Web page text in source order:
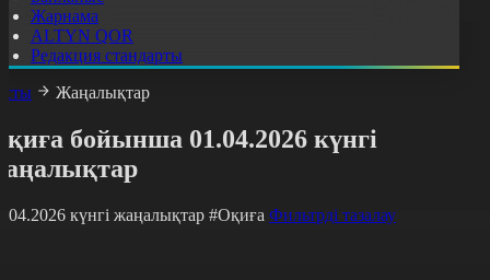
Жарнама
ALTYN QOR
Редакция стандарты
Жаңалықтар
бойынша 01.04.2026 күнгі
күнгі жаңалықтар #Оқиға Фильтрді тазалау